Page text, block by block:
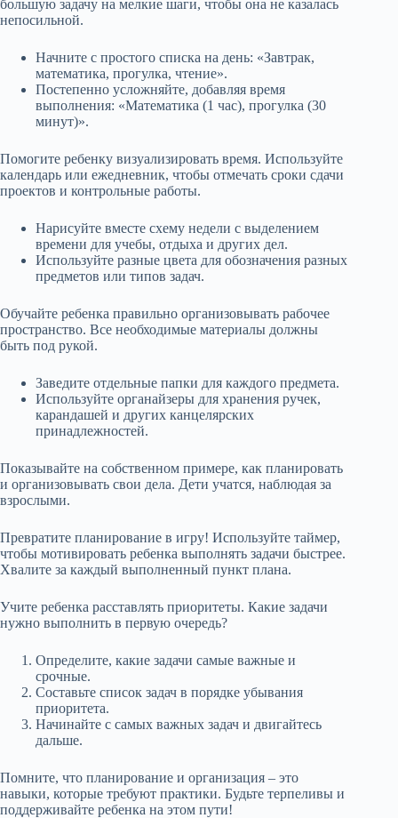
большую задачу на мелкие шаги, чтобы она не казалась
непосильной.
Начните с простого списка на день: «Завтрак,
математика, прогулка, чтение».
Постепенно усложняйте, добавляя время
выполнения: «Математика (1 час), прогулка (30
минут)».
Помогите ребенку визуализировать время. Используйте
календарь или ежедневник, чтобы отмечать сроки сдачи
проектов и контрольные работы.
Нарисуйте вместе схему недели с выделением
времени для учебы, отдыха и других дел.
Используйте разные цвета для обозначения разных
предметов или типов задач.
Обучайте ребенка правильно организовывать рабочее
пространство. Все необходимые материалы должны
быть под рукой.
Заведите отдельные папки для каждого предмета.
Используйте органайзеры для хранения ручек,
карандашей и других канцелярских
принадлежностей.
Показывайте на собственном примере, как планировать
и организовывать свои дела. Дети учатся, наблюдая за
взрослыми.
Превратите планирование в игру! Используйте таймер,
чтобы мотивировать ребенка выполнять задачи быстрее.
Хвалите за каждый выполненный пункт плана.
Учите ребенка расставлять приоритеты. Какие задачи
нужно выполнить в первую очередь?
Определите, какие задачи самые важные и
срочные.
Составьте список задач в порядке убывания
приоритета.
Начинайте с самых важных задач и двигайтесь
дальше.
Помните, что планирование и организация – это
навыки, которые требуют практики. Будьте терпеливы и
поддерживайте ребенка на этом пути!